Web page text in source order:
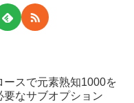
ースで元素熟知1000を
要なサブオプション